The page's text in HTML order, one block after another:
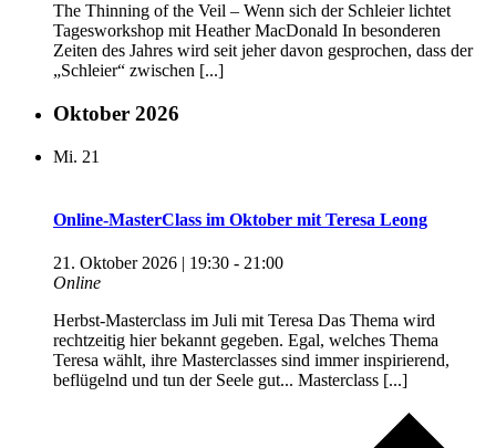
The Thinning of the Veil – Wenn sich der Schleier lichtet
Tagesworkshop mit Heather MacDonald In besonderen
Zeiten des Jahres wird seit jeher davon gesprochen, dass der
„Schleier“ zwischen [...]
Oktober 2026
Mi. 21
Online-MasterClass im Oktober mit Teresa Leong
21. Oktober 2026 | 19:30 - 21:00
Online
Herbst-Masterclass im Juli mit Teresa Das Thema wird
rechtzeitig hier bekannt gegeben. Egal, welches Thema
Teresa wählt, ihre Masterclasses sind immer inspirierend,
beflügelnd und tun der Seele gut... Masterclass [...]